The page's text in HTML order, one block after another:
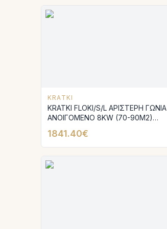
KRATKI
KRATKI FLOKI/S/L ΑΡΙΣΤΕΡΗ ΓΩΝΙΑ
ΑΝΟΙΓΟΜΕΝΟ 8KW (70-90M2)
ΛΕΥΚΑ ΚΕΡΑΜΙΚΑ TERMOTEC
1841.40€